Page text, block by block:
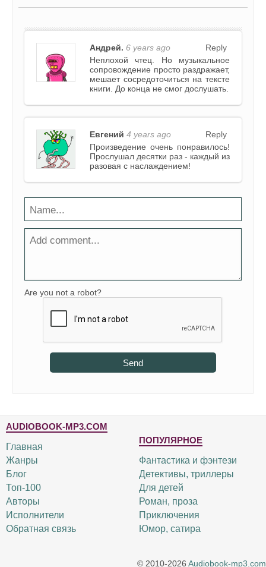
Reply
Андрей. 6 years ago
Неплохой чтец. Но музыкальное
сопровождение просто раздражает,
мешает сосредоточиться на тексте
книги. До конца не смог дослушать.
Reply
Евгений 4 years ago
Произведение очень понравилось!
Прослушал десятки раз - каждый из
разовая с наслаждением!
Are you not a robot?
Send
AUDIOBOOK-MP3.COM
Главная
Жанры
Блог
Топ-100
Авторы
Исполнители
Обратная связь
ПОПУЛЯРНОЕ
Фантастика и фэнтези
Детективы, триллеры
Для детей
Роман, проза
Приключения
Юмор, сатира
© 2010-2026 Audiobook-mp3.com